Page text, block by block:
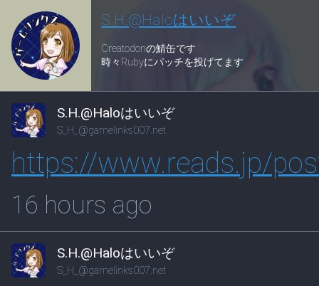
S.H.@Haloはいいぞ
Creatodonの鯖缶です
時々Rubyにパッチを投げてます
S.H.@Haloはいいぞ
S_H_@gamelinks007.net
https://www.reads.jp/
16 hours ago
S.H.@Haloはいいぞ
S_H_@gamelinks007.net